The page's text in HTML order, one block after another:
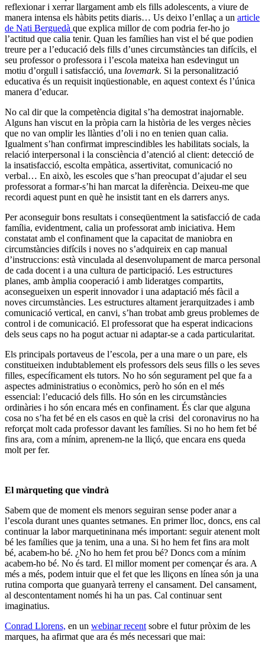
reflexionar i xerrar llargament amb els fills adolescents, a viure de
manera intensa els hàbits petits diaris… Us deixo l’enllaç a un article
de Nati Berguedà que explica millor de com podria fer-ho jo
l’actitud que calia tenir. Quan les famílies han vist el bé que podien
treure per a l’educació dels fills d’unes circumstàncies tan difícils, el
seu professor o professora i l’escola mateixa han esdevingut un
motiu d’orgull i satisfacció, una lovemark. Si la personalització
educativa és un requisit inqüestionable, en aquest context és l’única
manera d’educar.
No cal dir que la competència digital s’ha demostrat inajornable.
Alguns han viscut en la pròpia carn la història de les verges nècies
que no van omplir les llànties d’oli i no en tenien quan calia.
Igualment s’han confirmat imprescindibles les habilitats socials, la
relació interpersonal i la consciència d’atenció al client: detecció de
la insatisfacció, escolta empàtica, assertivitat, comunicació no
verbal… En això, les escoles que s’han preocupat d’ajudar el seu
professorat a formar-s’hi han marcat la diferència. Deixeu-me que
recordi aquest punt en què he insistit tant en els darrers anys.
Per aconseguir bons resultats i conseqüentment la satisfacció de cada
família, evidentment, calia un professorat amb iniciativa. Hem
constatat amb el confinament que la capacitat de maniobra en
circumstàncies difícils i noves no s’adquireix en cap manual
d’instruccions: està vinculada al desenvolupament de marca personal
de cada docent i a una cultura de participació. Les estructures
planes, amb àmplia cooperació i amb lideratges compartits,
aconsegueixen un esperit innovador i una adaptació més fàcil a
noves circumstàncies. Les estructures altament jerarquitzades i amb
comunicació vertical, en canvi, s’han trobat amb greus problemes de
control i de comunicació. El professorat que ha esperat indicacions
dels seus caps no ha pogut actuar ni adaptar-se a cada particularitat.
Els principals portaveus de l’escola, per a una mare o un pare, els
constitueixen indubtablement els professors dels seus fills o les seves
filles, específicament els tutors. No ho són segurament pel que fa a
aspectes administratius o econòmics, però ho són en el més
essencial: l’educació dels fills. Ho són en les circumstàncies
ordinàries i ho són encara més en confinament. És clar que alguna
cosa no s’ha fet bé en els casos en què la crisi del coronavirus no ha
reforçat molt cada professor davant les famílies. Si no ho hem fet bé
fins ara, com a mínim, aprenem-ne la lliçó, que encara ens queda
molt per fer.
El màrqueting que vindrà
Sabem que de moment els menors seguiran sense poder anar a
l’escola durant unes quantes setmanes. En primer lloc, doncs, ens cal
continuar la labor marquetininana més important: seguir atenent molt
bé les famílies que ja tenim, una a una. Si ho hem fet fins ara molt
bé, acabem-ho bé. ¿No ho hem fet prou bé? Doncs com a mínim
acabem-ho bé. No és tard. El millor moment per començar és ara. A
més a més, podem intuir que el fet que les lliçons en línea són ja una
rutina comporta que guanyarà terreny el cansament. Del cansament,
al descontentament només hi ha un pas. Cal continuar sent
imaginatius.
Conrad Llorens, en un webinar recentsobre el futur pròxim de les
marques, ha afirmat que ara és més necessari que mai: